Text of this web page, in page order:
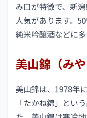
み口が特徴で、新
人気があります。
純米吟醸酒などに多
美山錦（みや
美山錦は、1978年
「たかね錦」とい